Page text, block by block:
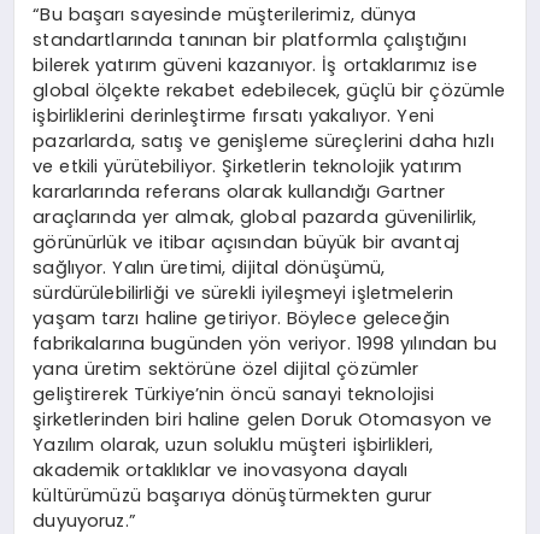
“Bu başarı sayesinde müşterilerimiz, dünya
standartlarında tanınan bir platformla çalıştığını
bilerek yatırım güveni kazanıyor. İş ortaklarımız ise
global ölçekte rekabet edebilecek, güçlü bir çözümle
işbirliklerini derinleştirme fırsatı yakalıyor. Yeni
pazarlarda, satış ve genişleme süreçlerini daha hızlı
ve etkili yürütebiliyor. Şirketlerin teknolojik yatırım
kararlarında referans olarak kullandığı Gartner
araçlarında yer almak, global pazarda güvenilirlik,
görünürlük ve itibar açısından büyük bir avantaj
sağlıyor. Yalın üretimi, dijital dönüşümü,
sürdürülebilirliği ve sürekli iyileşmeyi işletmelerin
yaşam tarzı haline getiriyor. Böylece geleceğin
fabrikalarına bugünden yön veriyor. 1998 yılından bu
yana üretim sektörüne özel dijital çözümler
geliştirerek Türkiye’nin öncü sanayi teknolojisi
şirketlerinden biri haline gelen Doruk Otomasyon ve
Yazılım olarak, uzun soluklu müşteri işbirlikleri,
akademik ortaklıklar ve inovasyona dayalı
kültürümüzü başarıya dönüştürmekten gurur
duyuyoruz.”